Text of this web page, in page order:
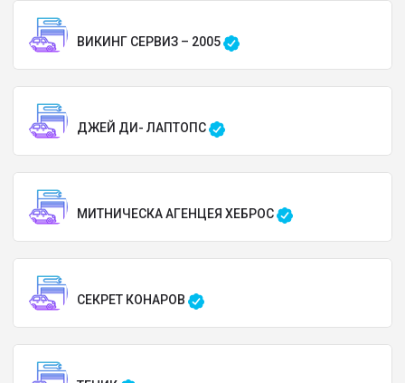
ВИКИНГ СЕРВИЗ – 2005
ДЖЕЙ ДИ- ЛАПТОПС
МИТНИЧЕСКА АГЕНЦЕЯ ХЕБРОС
СЕКРЕТ КОНАРОВ